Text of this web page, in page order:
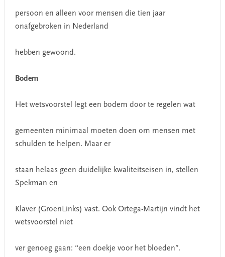
persoon en alleen voor mensen die tien jaar
onafgebroken in Nederland
hebben gewoond.
Bodem
Het wetsvoorstel legt een bodem door te regelen wat
gemeenten minimaal moeten doen om mensen met
schulden te helpen. Maar er
staan helaas geen duidelijke kwaliteitseisen in, stellen
Spekman en
Klaver (GroenLinks) vast. Ook Ortega-Martijn vindt het
wetsvoorstel niet
ver genoeg gaan: “een doekje voor het bloeden”.